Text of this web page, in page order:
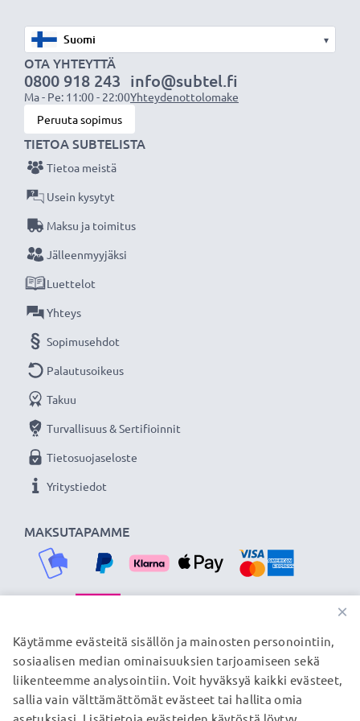
muistiin
✔Säännöllinen ja kattava testaus- jokainen
sisäänrakennettu kenno testataan
✔Sertifioitu turvallisuus- suojattu oikosululta,
ylikuumenemiselta ja ylijännitteeltä
Tekniset tiedot:
Tuotemerkki: CELLONIC
Kapasiteetti : 1020mAh
Teknologia : Litiumionit
Väri: Harmaa
CELLONIC vara-akku on turvallinen ja edullinen
★3 vuoden takuu
Olemme vuonna 2004 perustettu kansainvälinen
verkkokauppa, joka tarjoaa laadukkaita tuotteita, ja
siksi tarjoamme 36 kuukauden takuun!
▾
OTA YHTEYTTÄ
0800 918 243
Ma - Pe: 11:00 - 22:00
info@subtel.fi
Yhteydenottolomake
Peruuta sopimus
MAKSUTAPAMME
TIETOA SUBTELISTA
Tietoa meistä
Usein kysytyt
Maksu ja toimitus
Jälleenmyyjäksi
Luettelot
Yhteys
Sopimusehdot
Palautusoikeus
Takuu
Turvallisuus & Sertifioinnit
Tietosuojaseloste
Yritystiedot
TOIMITUSKUMPPANIMME
© subtel.fi 2026
×
Käytämme evästeitä sisällön ja mainosten personointiin,
sosiaalisen median ominaisuuksien tarjoamiseen sekä
liikenteemme analysointiin. Voit hyväksyä kaikki evästeet,
sallia vain välttämättömät evästeet tai hallita omia